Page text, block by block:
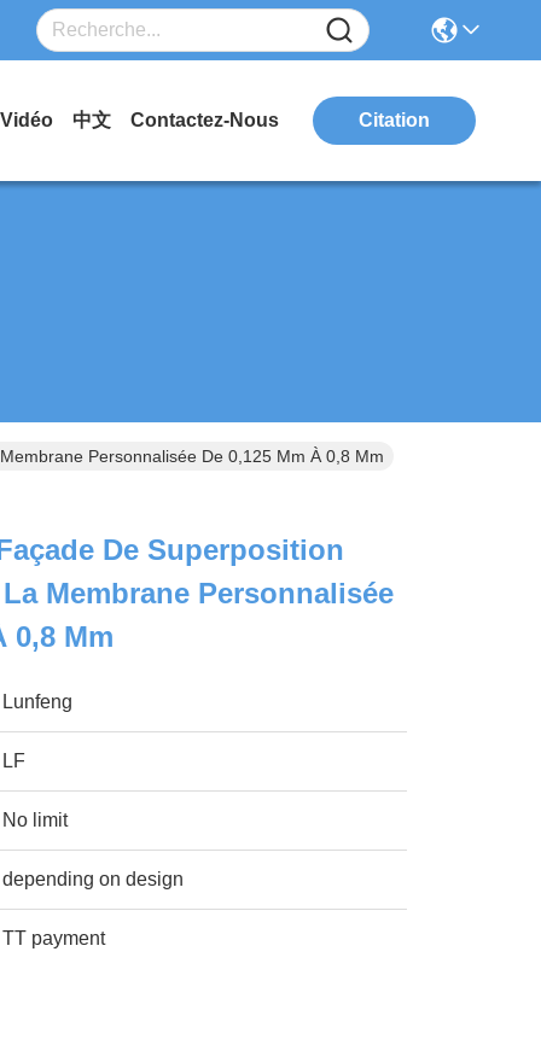
Vidéo 中文 Contactez-Nous Citation
Personnalisée De 0,125 Mm À 0,8 Mm
De Superposition
Membrane Personnalisée
0,8 Mm
Lunfeng
LF
No limit
depending on design
TT payment